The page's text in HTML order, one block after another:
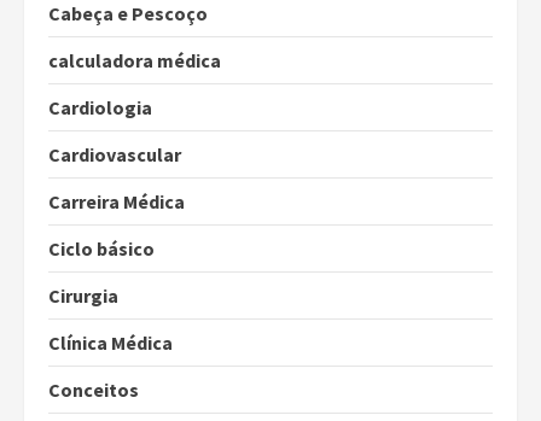
Cabeça e Pescoço
calculadora médica
Cardiologia
Cardiovascular
Carreira Médica
Ciclo básico
Cirurgia
Clínica Médica
Conceitos